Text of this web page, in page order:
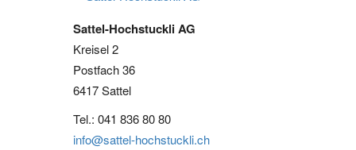
Sattel-Hochstuckli AG
Kreisel 2
Postfach 36
6417 Sattel
Tel.: 041 836 80 80
info@sattel-hochstuckli.ch